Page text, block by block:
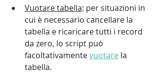
Vuotare tabella: per situazioni in
cui è necessario cancellare la
tabella e ricaricare tutti i record
da zero, lo script può
facoltativamente vuotare la
tabella.